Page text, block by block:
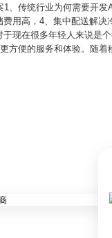
、传统行业为何需要开
用高，4、集中配送解
现在很多年轻人来说是
方便的服务和体验。随着